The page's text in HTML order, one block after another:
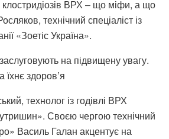
ВРХ ‒ що міфи, а що
технічний спеціаліст із
«Зоетіс Україна».
на підвищену увагу.
їхнє здоров’я
технолог із годівлі ВРХ
Своєю чергою технічний
Василь Галан акцентує на